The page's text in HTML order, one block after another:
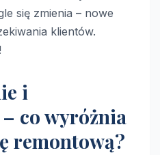
się zmienia – nowe
klientów.
i
co wyróżnia
remontową?